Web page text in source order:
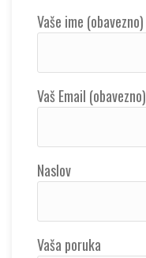
Vaše ime (obavezno)
Vaš Email (obavezno)
Naslov
Vaša poruka